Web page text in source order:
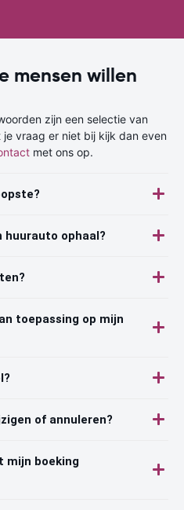
mensen willen
zijn een selectie van
vraag er niet bij kijk dan even
met ons op.
huurauto ophaal?
toepassing op mijn
of annuleren?
mijn boeking